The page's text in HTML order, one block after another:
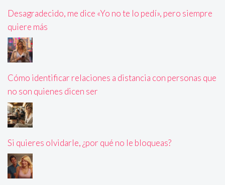
Desagradecido, me dice «Yo no te lo pedí», pero siempre
quiere más
Cómo identificar relaciones a distancia con personas que
no son quienes dicen ser
Si quieres olvidarle, ¿por qué no le bloqueas?